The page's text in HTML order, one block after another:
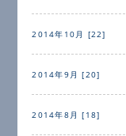
2014年10月 [22]
2014年9月 [20]
2014年8月 [18]